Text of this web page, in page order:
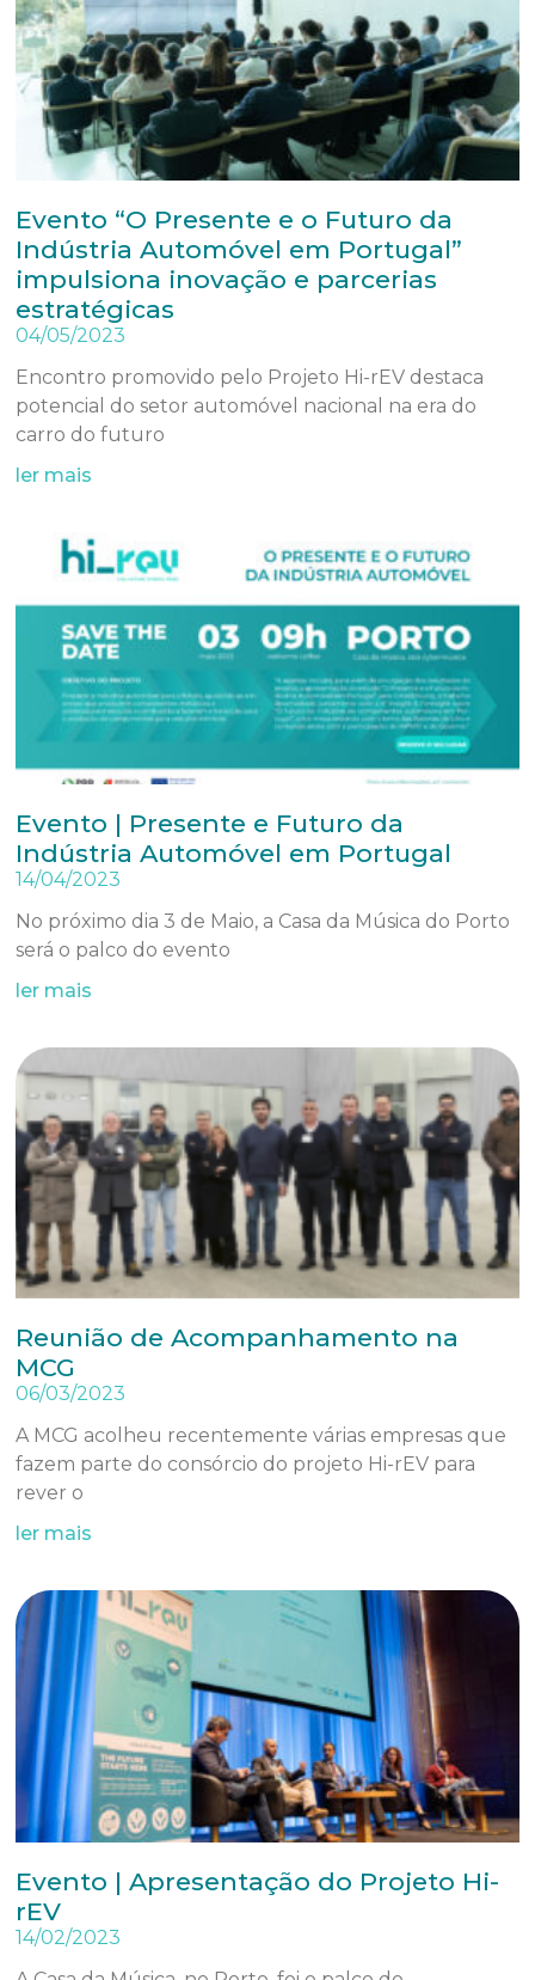
Evento “O Presente e o Futuro da
Indústria Automóvel em Portugal”
impulsiona inovação e parcerias
estratégicas
04/05/2023
Encontro promovido pelo Projeto Hi-rEV destaca
potencial do setor automóvel nacional na era do
carro do futuro
ler mais
Evento | Presente e Futuro da
Indústria Automóvel em Portugal
14/04/2023
No próximo dia 3 de Maio, a Casa da Música do Porto
será o palco do evento
ler mais
Reunião de Acompanhamento na
MCG
06/03/2023
A MCG acolheu recentemente várias empresas que
fazem parte do consórcio do projeto Hi-rEV para
rever o
ler mais
Evento | Apresentação do Projeto Hi-
rEV
14/02/2023